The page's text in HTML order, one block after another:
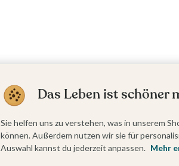
Das Leben ist schöner
Sie helfen uns zu verstehen, was in unserem
können. Außerdem nutzen wir sie für
Auswahl kannst du jederzeit anpassen. Mehr